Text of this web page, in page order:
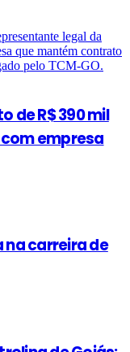
de R$ 390 mil
empresa
na carreira de